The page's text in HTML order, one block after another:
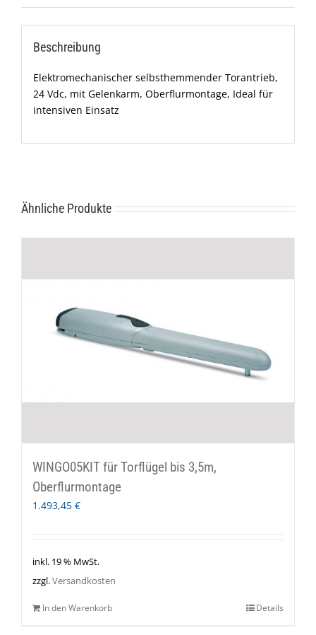
Beschreibung
Elektromechanischer selbsthemmender Torantrieb,
24 Vdc, mit Gelenkarm, Oberflurmontage, Ideal für
intensiven Einsatz
Ähnliche Produkte
WINGO05KIT für Torflügel bis 3,5m,
Oberflurmontage
1.493,45 €
inkl. 19 % MwSt.
zzgl.Versandkosten
In den Warenkorb Details